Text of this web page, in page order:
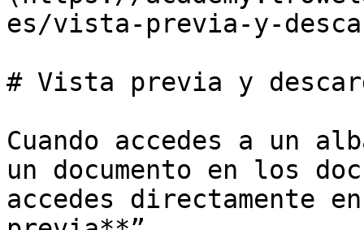
es/vista-previa-y-
# Vista previa y
Cuando accedes a un
un documento en los
accedes directamente